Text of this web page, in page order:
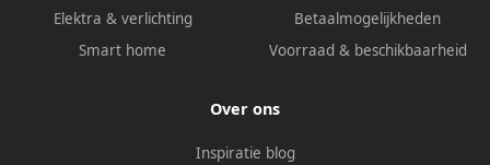
Elektra & verlichting
Smart home
Betaalmogelijkheden
Voorraad & beschikbaarheid
Over ons
Inspiratie blog